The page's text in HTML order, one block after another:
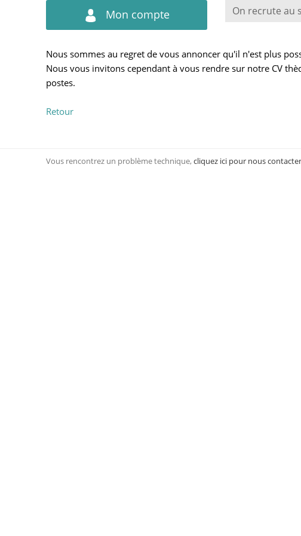
Mon compte On recrute au
Nous sommes au regret de vous annoncer qu'il n'est plus
Nous vous invitons cependant à vous rendre sur notre CV
postes.
Retour
Vous rencontrez un problème technique,cliquez ici pour nous contacter